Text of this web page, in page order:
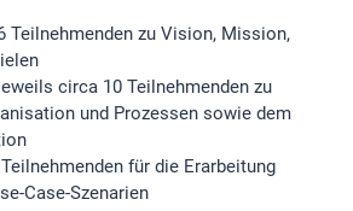
Teilnehmenden zu Vision, Mission,
circa 10 Teilnehmenden zu
und Prozessen sowie dem
für die Erarbeitung
Case-Szenarien